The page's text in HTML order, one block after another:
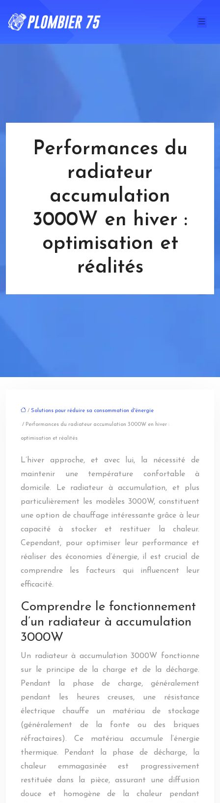
Performances du
radiateur
accumulation
3000W en hiver :
optimisation et
réalités
/ Solutions pour réduire sa consommation d'énergie
/ Performances du radiateur accumulation 3000W en hiver :
optimisation et réalités
L’hiver approche, et avec lui, la nécessité de
maintenir une température confortable à
domicile. Le radiateur à accumulation, et plus
particulièrement les modèles 3000W, constituent
une option de chauffage intéressante grâce à leur
capacité à stocker et restituer la chaleur.
Cependant, pour optimiser leur performance et
réaliser des économies d’énergie, il est crucial de
comprendre les facteurs qui influencent leur
efficacité.
Comprendre le fonctionnement
d’un radiateur à accumulation
3000W
Un radiateur à accumulation 3000W fonctionne
sur le principe de la charge et de la décharge.
Pendant la phase de charge, généralement
pendant les heures creuses, une résistance
électrique chauffe un matériau de stockage
(généralement de la fonte ou des briques
réfractaires). Ce matériau accumule l’énergie
thermique. Pendant la phase de décharge, la
chaleur emmagasinée est progressivement
restituée dans la pièce, assurant une diffusion
douce et homogène de la chaleur pendant